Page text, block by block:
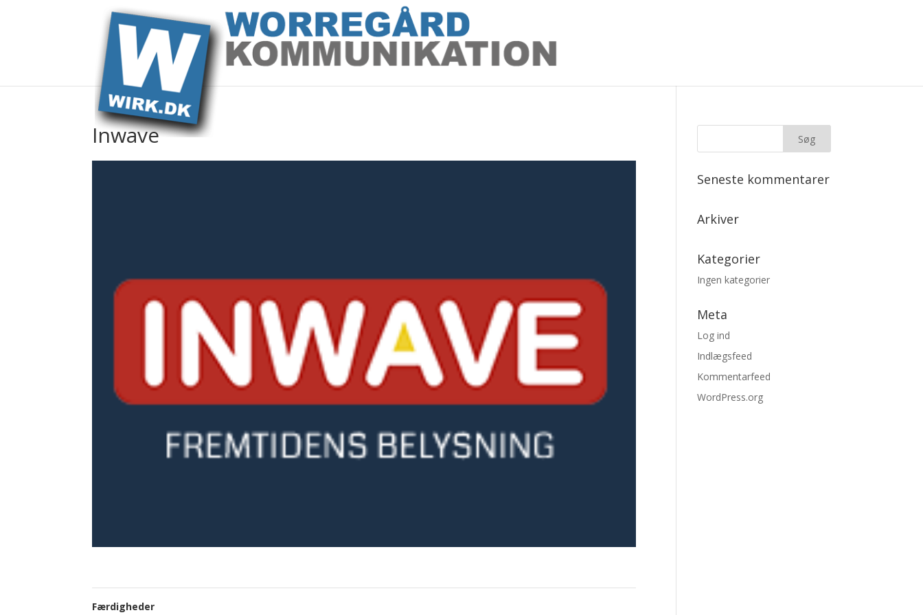
Inwave
Færdigheder
Seneste kommentarer
Arkiver
Kategorier
Ingen kategorier
Meta
Log ind
Indlægsfeed
Kommentarfeed
WordPress.org